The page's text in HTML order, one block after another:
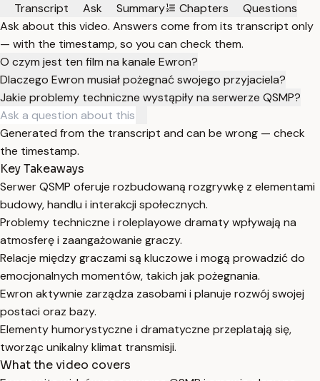
Transcript
Ask Summary Chapters
Questions
Ask about this video. Answers come from its transcript only
— with the timestamp, so you can check them.
O czym jest ten film na kanale Ewron?
Dlaczego Ewron musiał pożegnać swojego przyjaciela?
Jakie problemy techniczne wystąpiły na serwerze QSMP?
Generated from the transcript and can be wrong — check
the timestamp.
Key Takeaways
Serwer QSMP oferuje rozbudowaną rozgrywkę z elementami
budowy, handlu i interakcji społecznych.
Problemy techniczne i roleplayowe dramaty wpływają na
atmosferę i zaangażowanie graczy.
Relacje między graczami są kluczowe i mogą prowadzić do
emocjonalnych momentów, takich jak pożegnania.
Ewron aktywnie zarządza zasobami i planuje rozwój swojej
postaci oraz bazy.
Elementy humorystyczne i dramatyczne przeplatają się,
tworząc unikalny klimat transmisji.
What the video covers